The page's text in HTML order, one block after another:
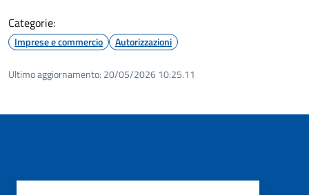
Categorie:
Imprese e commercio Autorizzazioni
Ultimo aggiornamento: 20/05/2026 10:25.11